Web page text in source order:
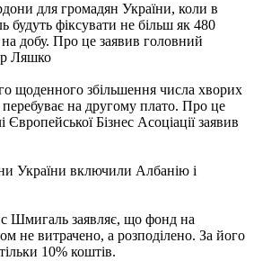
для громадян України, коли в
будуть фіксувати не більш як 480
на добу. Про це заявив головний
Ляшко
щоденного збільшення числа хворих
перебуває на другому плато. Про це
Європейської Бізнес Асоціації заявив
України включили Албанію і
Шмигаль заявляє, що фонд на
не витрачено, а розподілено. За його
10% коштів.